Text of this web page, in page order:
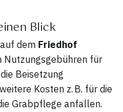
Blick
dem Friedhof
Nutzungsgebühren für
Beisetzung
Kosten z. B. für die
Grabpflege anfallen.